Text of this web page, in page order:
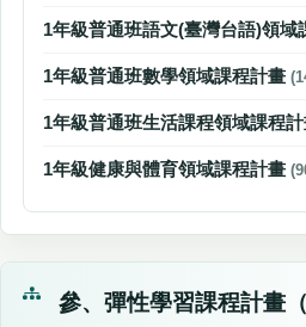
1年級普通班語文(臺灣台語)領域
1年級普通班數學領域課程計畫
1年級普通班生活課程領域課程
1年級健康與體育領域課程計畫
參、彈性學習課程計畫